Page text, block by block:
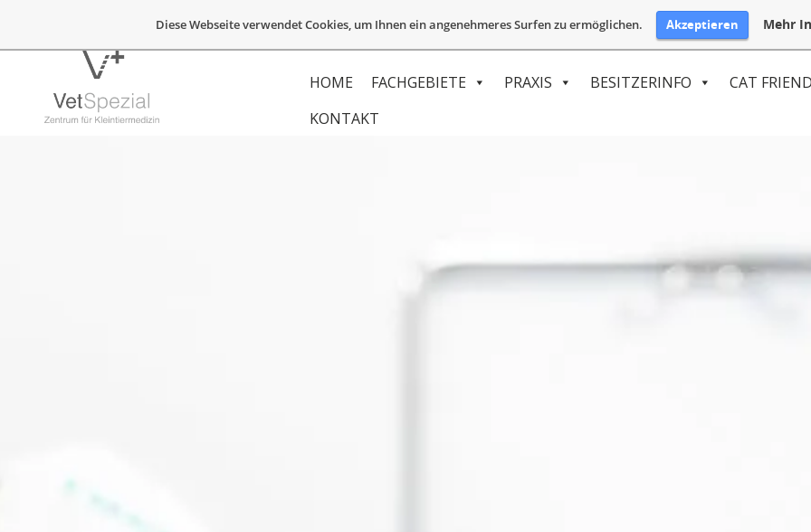
Diese Webseite verwendet Cookies, um Ihnen ein angenehmeres Surfen zu ermöglichen. Akzeptieren Mehr
HOME FACHGEBIETE PRAXIS BESITZERINFO CAT
KONTAKT